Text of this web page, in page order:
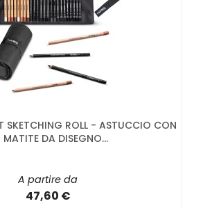
SKETCHING ROLL - ASTUCCIO CON
DA DISEGNO...
A partire da
47,60 €